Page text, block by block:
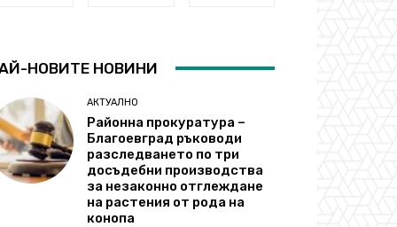
НОВИТЕ НОВИНИ
АКТУАЛНО
Районна прокуратура –
Благоевград ръководи
разследването по три
досъдебни производства
за незаконно отглеждане
на растения от рода на
конопа